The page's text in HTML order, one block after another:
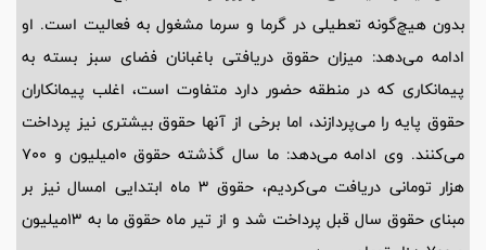
بدون هیچ‌گونه تعطیلی در گرما و سرما مشغول به فعالیت است. او
ادامه می‌دهد: میزان حقوق دریافتی باغبانان فضای سبز بسته به
پیمانکاری که در منطقه حضور دارد متفاوت است، اغلب پیمانکاران
حقوق پایه را می‌پردازند، اما برخی از آنها حقوق بیشتری نیز پرداخت
می‌کنند. وی ادامه می‌دهد: ما سال گذشته حقوق 10‌میلیون و 700
هزار تومانی دریافت می‌کردیم، حقوق 3 ماه ابتدایی امسال نیز بر
مبنای حقوق سال قبل پرداخت شد و از تیر ماه حقوق ما به 13‌میلیون